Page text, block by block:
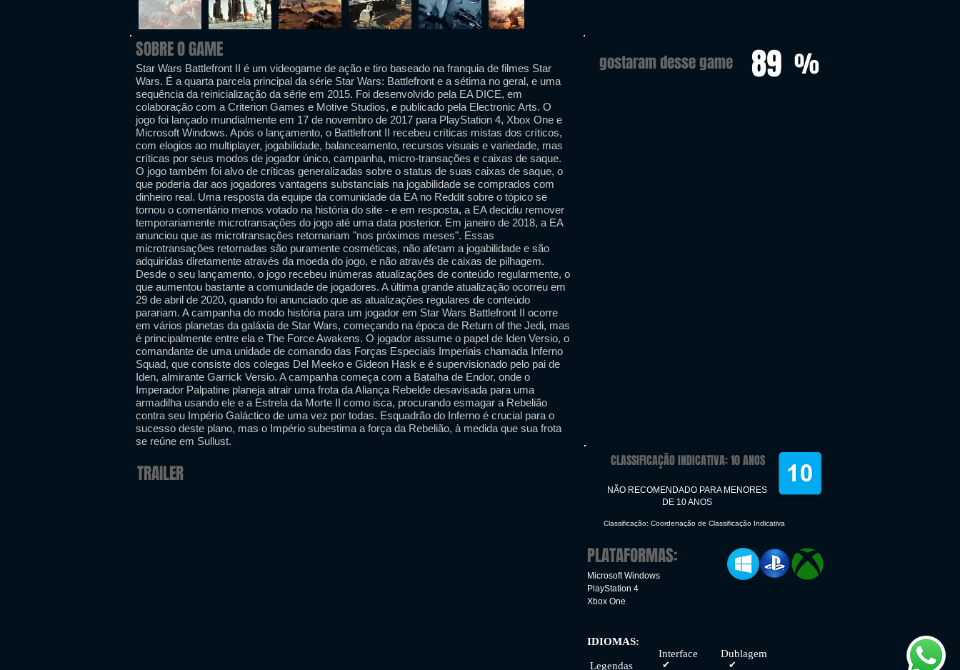
SOBRE O GAME
Star Wars Battlefront II é um videogame de ação e tiro baseado na franquia de filmes Star
Wars. É a quarta parcela principal da série Star Wars: Battlefront e a sétima no geral, e uma
sequência da reinicialização da série em 2015. Foi desenvolvido pela EA DICE, em
colaboração com a Criterion Games e Motive Studios, e publicado pela Electronic Arts. O
jogo foi lançado mundialmente em 17 de novembro de 2017 para PlayStation 4, Xbox One e
Microsoft Windows. Após o lançamento, o Battlefront II recebeu críticas mistas dos críticos,
com elogios ao multiplayer, jogabilidade, balanceamento, recursos visuais e variedade, mas
críticas por seus modos de jogador único, campanha, micro-transações e caixas de saque.
O jogo também foi alvo de críticas generalizadas sobre o status de suas caixas de saque, o
que poderia dar aos jogadores vantagens substanciais na jogabilidade se comprados com
dinheiro real. Uma resposta da equipe da comunidade da EA no Reddit sobre o tópico se
tornou o comentário menos votado na história do site - e em resposta, a EA decidiu remover
temporariamente microtransações do jogo até uma data posterior. Em janeiro de 2018, a EA
anunciou que as microtransações retornariam "nos próximos meses". Essas
microtransações retornadas são puramente cosméticas, não afetam a jogabilidade e são
adquiridas diretamente através da moeda do jogo, e não através de caixas de pilhagem.
Desde o seu lançamento, o jogo recebeu inúmeras atualizações de conteúdo regularmente, o
que aumentou bastante a comunidade de jogadores. A última grande atualização ocorreu em
29 de abril de 2020, quando foi anunciado que as atualizações regulares de conteúdo
parariam. A campanha do modo história para um jogador em Star Wars Battlefront II ocorre
em vários planetas da galáxia de Star Wars, começando na época de Return of the Jedi, mas
é principalmente entre ela e The Force Awakens. O jogador assume o papel de Iden Versio, o
comandante de uma unidade de comando das Forças Especiais Imperiais chamada Inferno
Squad, que consiste dos colegas Del Meeko e Gideon Hask e é supervisionado pelo pai de
Iden, almirante Garrick Versio. A campanha começa com a Batalha de Endor, onde o
Imperador Palpatine planeja atrair uma frota da Aliança Rebelde desavisada para uma
armadilha usando ele e a Estrela da Morte II como isca, procurando esmagar a Rebelião
contra seu Império Galáctico de uma vez por todas. Esquadrão do Inferno é crucial para o
sucesso deste plano, mas o Império subestima a força da Rebelião, à medida que sua frota
se reúne em Sullust.
TRAILER
gostaram desse game 89 %
CLASSIFICAÇÃO INDICATIVA: 10 ANOS
NÃO RECOMENDADO PARA MENORES
DE 10 ANOS
Classificação: Coordenação de Classificação Indicativa
PLATAFORMAS:
Microsoft Windows
PlayStation 4
Xbox One
IDIOMAS:
Interface Dublagem
Legendas
✔
✔